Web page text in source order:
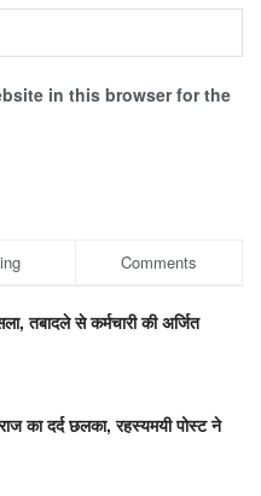
in this browser for the
Comments
तबादले से कर्मचारी की अर्जित
का दर्द छलका, रहस्यमयी पोस्ट ने